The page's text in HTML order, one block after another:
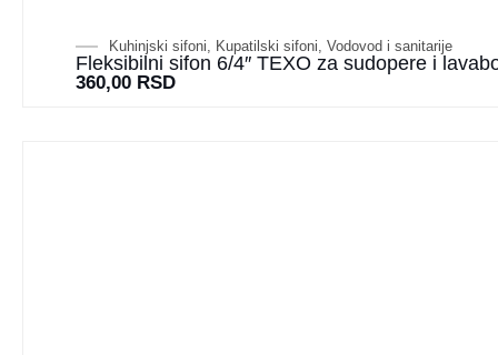
Kuhinjski sifoni, Kupatilski sifoni, Vodovod i sanitarije
Fleksibilni sifon 6/4″ TEXO za sudopere i
360,00 RSD